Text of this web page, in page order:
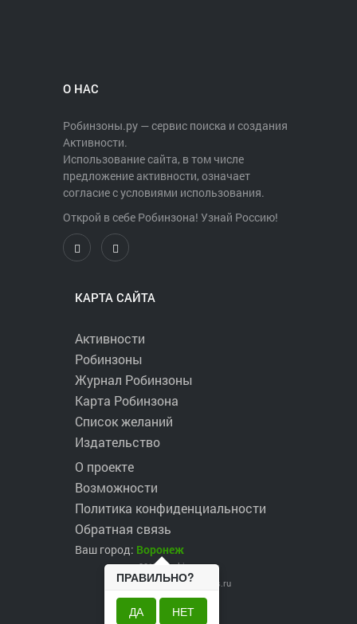
О НАС
Робинзоны.ру — сервис поиска и создания
Активности.
Использование сайта, в том числе
предложение активности, означает
согласие с условиями использования.
Открой в себе Робинзона! Узнай Россию!
КАРТА САЙТА
Активности
Робинзоны
Журнал Робинзоны
Карта Робинзона
Список желаний
Издательство
О проекте
Возможности
Политика конфиденциальности
Обратная связь
Ваш город: Воронеж
ПРАВИЛЬНО?
ДА НЕТ
2017 ©robinzons.ru
robinzons@robinzons.ru